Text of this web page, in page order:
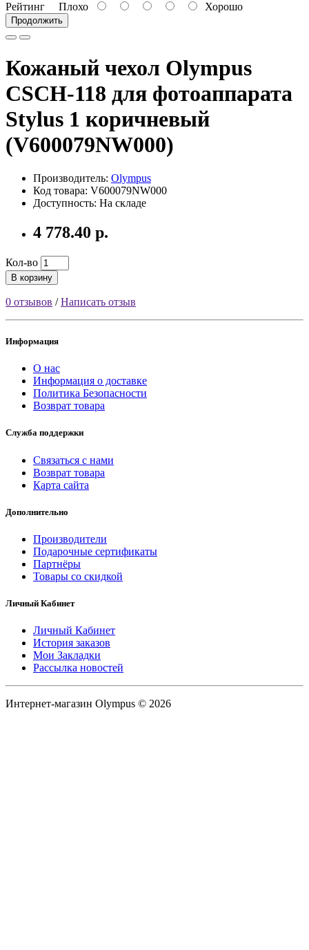
Рейтинг Плохо Хорошо
Продолжить
Кожаный чехол Olympus
CSCH-118 для фотоаппарата
Stylus 1 коричневый
(V600079NW000)
Производитель: Olympus
Код товара: V600079NW000
Доступность: На складе
4 778.40 р.
Кол-во
В корзину
0 отзывов /Написать отзыв
Информация
О нас
Информация о доставке
Политика Безопасности
Возврат товара
Служба поддержки
Связаться с нами
Возврат товара
Карта сайта
Дополнительно
Производители
Подарочные сертификаты
Партнёры
Товары со скидкой
Личный Кабинет
Личный Кабинет
История заказов
Мои Закладки
Рассылка новостей
Интернет-магазин Olympus © 2026